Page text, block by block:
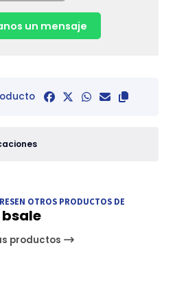
un mensaje
OTROS PRODUCTOS DE
bsale
productos